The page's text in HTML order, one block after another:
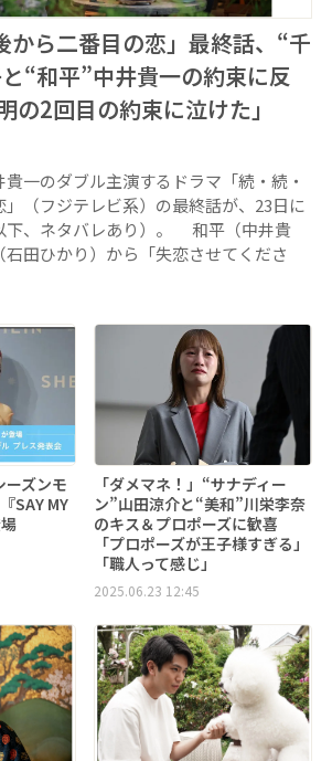
から二番目の恋」最終話、“千
“和平”中井貴一の約束に反
の2回目の約束に泣けた」
一のダブル主演するドラマ「続・続・
（フジテレビ系）の最終話が、23日に
、ネタバレあり）。 和平（中井貴
田ひかり）から「失恋させてくださ
ーズンモ
SAY MY
「ダメマネ！」“サナディー
ン”山田涼介と“美和”川栄李奈
のキス＆プロポーズに歓喜
「プロポーズが王子様すぎる」
「職人って感じ」
2025.06.23 12:45